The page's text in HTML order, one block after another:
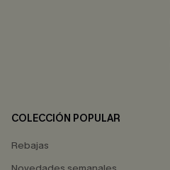
COLECCIÓN POPULAR
Rebajas